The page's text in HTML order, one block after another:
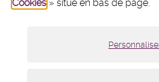
Cookies » situé en bas de page.
Tél : 01 47 46 75 00